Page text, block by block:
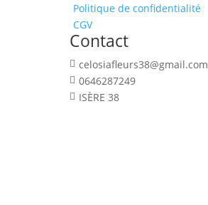
Politique de confidentialité
CGV
Contact
 celosiafleurs38@gmail.com
 0646287249
 ISÈRE 38